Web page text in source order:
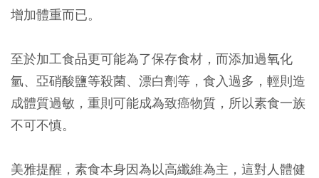
增加體重而已。
至於加工食品更可能為了保存食材，而添加過氧化
氫、亞硝酸鹽等殺菌、漂白劑等，食入過多，輕則造
成體質過敏，重則可能成為致癌物質，所以素食一族
不可不慎。
美雅提醒，素食本身因為以高纖維為主，這對人體健